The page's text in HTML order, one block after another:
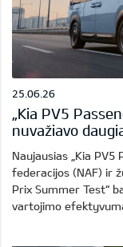
25.06.26
„Kia PV5
nuvažiavo
Naujausias „Kia
federacijos (NAF) ir
Prix Summer Test“
vartojimo